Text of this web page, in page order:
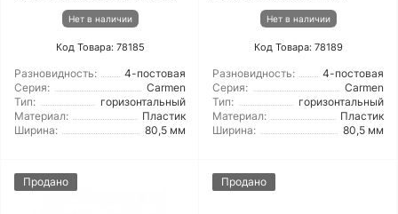
Нет в наличии
Код Товара: 78185
Разновидность:
4-постовая
Серия:
Carmen
Тип:
горизонтальный
Материал:
Пластик
Ширина:
80,5 мм
Нет в наличии
Код Товара: 78189
Разновидность:
4-постовая
Серия:
Carmen
Тип:
горизонтальный
Материал:
Пластик
Ширина:
80,5 мм
Продано Продано